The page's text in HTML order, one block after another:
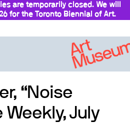
are temporarily closed. We will
for the Toronto Biennial of Art.
“Noise
Weekly, July